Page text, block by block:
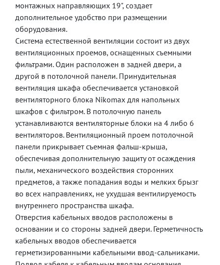
монтажных направляющих 19", создает
дополнительное удобство при размещении
оборудования.
Система естественной вентиляции состоит из двух
вентиляционных проемов, оснащенных съемными
фильтрами. Один расположен в задней двери, а
другой в потолочной панели. Принудительная
вентиляция шкафа обеспечивается установкой
вентиляторного блока Nikomax для напольных
шкафов с фильтром. В потолочную панель
устанавливаются вентиляторные блоки на 4 либо 6
вентиляторов.Вентиляционный проем потолочной
панели прикрывает съемная фальш-крыша,
обеспечивая дополнительную защиту от осаждения
пыли, механического воздействия сторонних
предметов, а также попадания воды и мелких брызг
во всех направлениях, не ухудшая вентилируемость
внутреннего пространства шкафа.
Отверстия кабельных вводов расположены в
основании и со стороны задней двери. Герметичность
кабельных вводов обеспечивается
герметизированными кабельными ввод-сальниками.